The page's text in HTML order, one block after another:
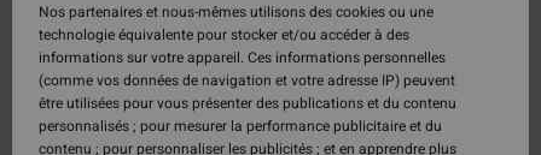
Nos partenaires et nous-mêmes utilisons des cookies ou une
technologie équivalente pour stocker et/ou accéder à des
informations sur votre appareil. Ces informations personnelles
(comme vos données de navigation et votre adresse IP) peuvent
être utilisées pour vous présenter des publications et du contenu
personnalisés ; pour mesurer la performance publicitaire et du
contenu ; pour personnaliser les publicités ; et en apprendre plus